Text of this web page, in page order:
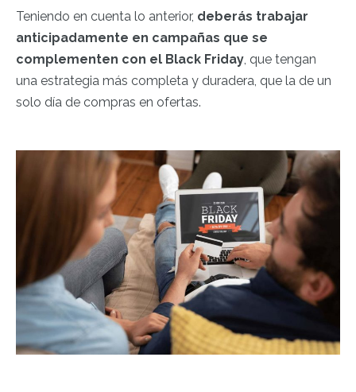
Teniendo en cuenta lo anterior, deberás trabajar
anticipadamente en campañas que se
complementen con el Black Friday, que tengan
una estrategia más completa y duradera, que la de un
solo día de compras en ofertas.